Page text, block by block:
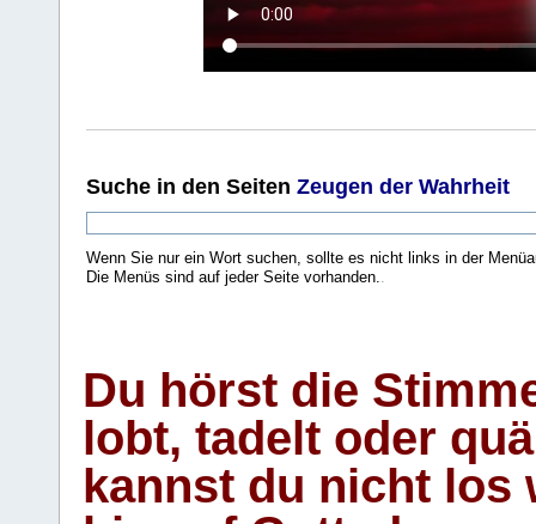
Suche in den Seiten Zeugen der Wahrheit
Wenn Sie nur ein Wort suchen, sollte es nicht links in der
Die Menüs sind auf jeder Seite vorhanden..
Du hörst die
lobt, tadelt oder
kannst du nicht los